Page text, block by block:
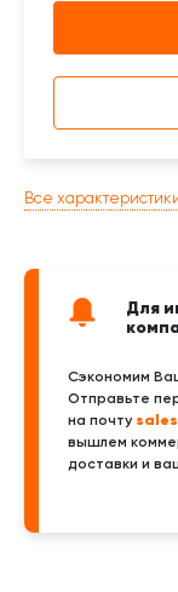
Все
Для
Сэкономим
Отправьте
на почту
вышлем
доставки и